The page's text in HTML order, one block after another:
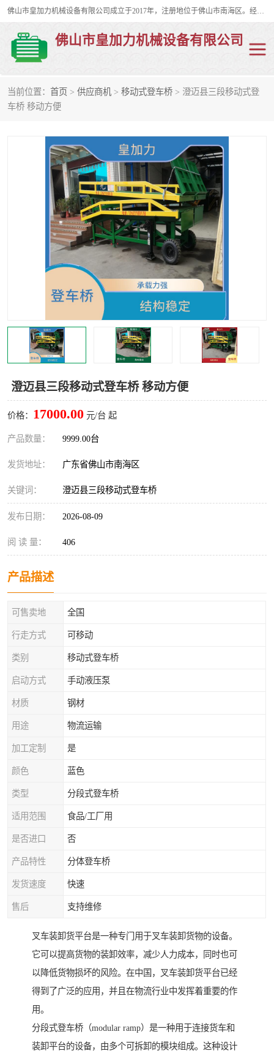
佛山市皇加力机械设备有限公司成立于2017年，注册地位于佛山市南海区。经营范围包括：其他机械设备及电子产品批发、电气设备批发、贸易代理、五金产品批发等；主要产品有：移动式登车桥、叉车装卸货平台、移动式升降机、升降货梯、油桶夹具、电动堆高车。
佛山市皇加力机械设备有限公司
当前位置： 首页 > 供应商机 > 移动式登车桥 > 澄迈县三段移动式登
车桥 移动方便
澄迈县三段移动式登车桥 移动方便
价格： 17000.00 元/台 起
产品数量： 9999.00台
发货地址： 广东省佛山市南海区
关键词： 澄迈县三段移动式登车桥
发布日期： 2026-08-09
阅 读 量： 406
产品描述
可售卖地 全国
行走方式 可移动
类别 移动式登车桥
启动方式 手动液压泵
材质 钢材
用途 物流运输
加工定制 是
颜色 蓝色
类型 分段式登车桥
适用范围 食品/工厂用
是否进口 否
产品特性 分体登车桥
发货速度 快速
售后 支持维修
叉车装卸货平台是一种专门用于叉车装卸货物的设备。
它可以提高货物的装卸效率，减少人力成本，同时也可
以降低货物损坏的风险。在中国，叉车装卸货平台已经
得到了广泛的应用，并且在物流行业中发挥着重要的作
用。
分段式登车桥（modular ramp）是一种用于连接货车和
装卸平台的设备，由多个可拆卸的模块组成。这种设计
移动式登车桥
步行式电动堆高车 移动登车台
叉车装卸货平台 电动搬运车
移动式升降平台 升降货梯
集装箱装柜平台 油桶夹具